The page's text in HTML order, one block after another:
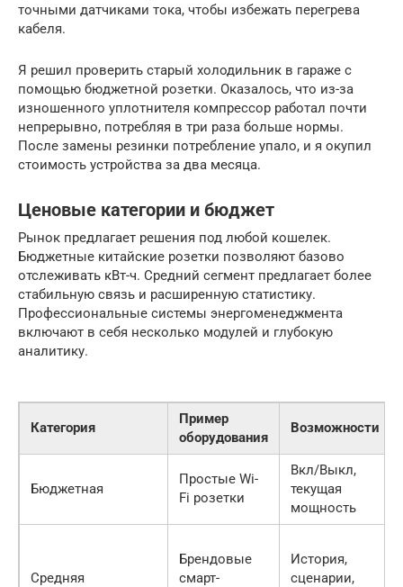
точными датчиками тока, чтобы избежать перегрева
кабеля.
Я решил проверить старый холодильник в гараже с
помощью бюджетной розетки. Оказалось, что из-за
изношенного уплотнителя компрессор работал почти
непрерывно, потребляя в три раза больше нормы.
После замены резинки потребление упало, и я окупил
стоимость устройства за два месяца.
Ценовые категории и бюджет
Рынок предлагает решения под любой кошелек.
Бюджетные китайские розетки позволяют базово
отслеживать кВт-ч. Средний сегмент предлагает более
стабильную связь и расширенную статистику.
Профессиональные системы энергоменеджмента
включают в себя несколько модулей и глубокую
аналитику.
Категория
Пример
оборудования
Возможности
Бюджетная
Простые Wi-
Fi розетки
Вкл/Выкл,
текущая
мощность
Средняя
Брендовые
смарт-
История,
сценарии,